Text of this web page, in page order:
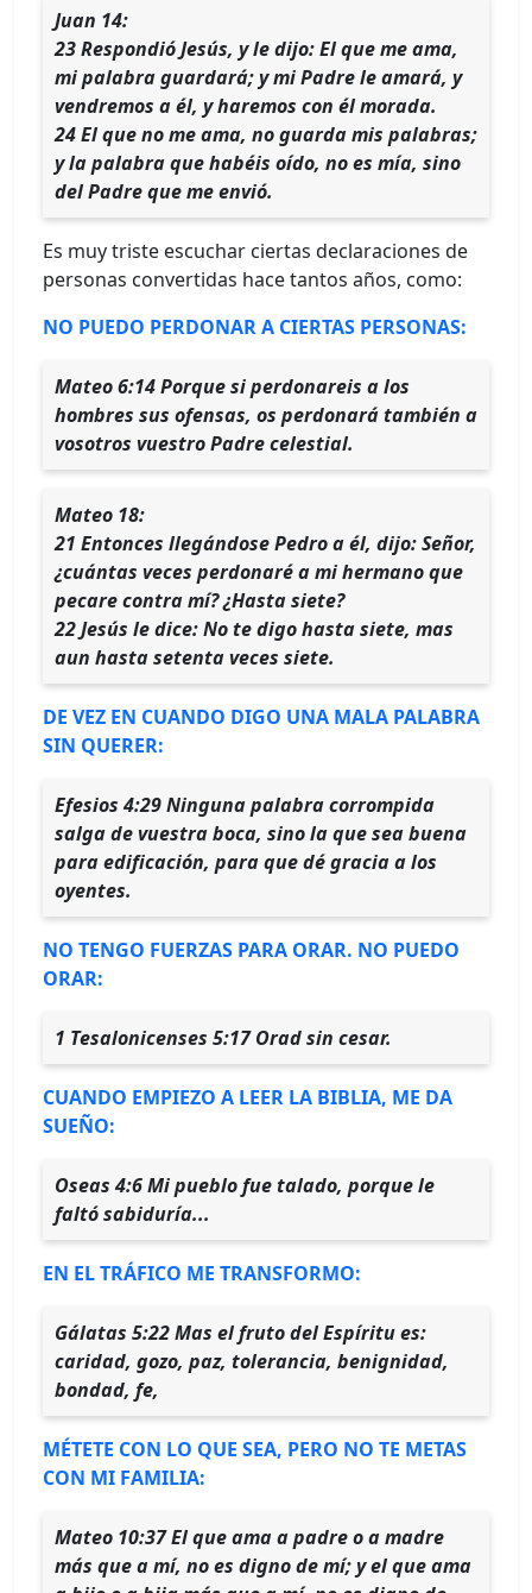
Juan 14:
23 Respondió Jesús, y le dijo: El que me ama,
mi palabra guardará; y mi Padre le amará, y
vendremos a él, y haremos con él morada.
24 El que no me ama, no guarda mis palabras;
y la palabra que habéis oído, no es mía, sino
del Padre que me envió.
Es muy triste escuchar ciertas declaraciones de
personas convertidas hace tantos años, como:
NO PUEDO PERDONAR A CIERTAS PERSONAS:
Mateo 6:14 Porque si perdonareis a los
hombres sus ofensas, os perdonará también a
vosotros vuestro Padre celestial.
Mateo 18:
21 Entonces llegándose Pedro a él, dijo: Señor,
¿cuántas veces perdonaré a mi hermano que
pecare contra mí? ¿Hasta siete?
22 Jesús le dice: No te digo hasta siete, mas
aun hasta setenta veces siete.
DE VEZ EN CUANDO DIGO UNA MALA PALABRA
SIN QUERER:
Efesios 4:29 Ninguna palabra corrompida
salga de vuestra boca, sino la que sea buena
para edificación, para que dé gracia a los
oyentes.
NO TENGO FUERZAS PARA ORAR. NO PUEDO
ORAR:
1 Tesalonicenses 5:17 Orad sin cesar.
CUANDO EMPIEZO A LEER LA BIBLIA, ME DA
SUEÑO:
Oseas 4:6 Mi pueblo fue talado, porque le
faltó sabiduría...
EN EL TRÁFICO ME TRANSFORMO:
Gálatas 5:22 Mas el fruto del Espíritu es:
caridad, gozo, paz, tolerancia, benignidad,
bondad, fe,
MÉTETE CON LO QUE SEA, PERO NO TE METAS
CON MI FAMILIA:
Mateo 10:37 El que ama a padre o a madre
más que a mí, no es digno de mí; y el que ama